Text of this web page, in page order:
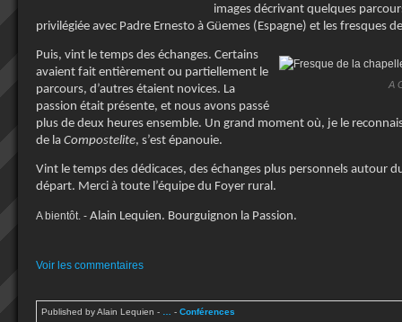
images décrivant quelques
privilégiée avec Padre Ernesto à Güemes (Espagne) et les fresques
A
Puis, vint le temps des échanges. Certains
avaient fait entièrement ou partiellement le
parcours, d’autres étaient novices. La
passion était présente, et nous avons passé
plus de deux heures ensemble. Un grand moment où, je le
de la Compostelite, s’est épanouie.
Vint le temps des dédicaces, des échanges plus personnels autour
départ. Merci à toute l’équipe du Foyer rural.
A bientôt. - Alain Lequien. Bourguignon la Passion.
Voir les commentaires
Published by Alain Lequien - - Conférences